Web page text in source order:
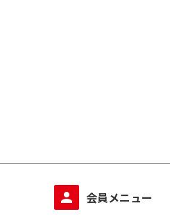
会員メニュー